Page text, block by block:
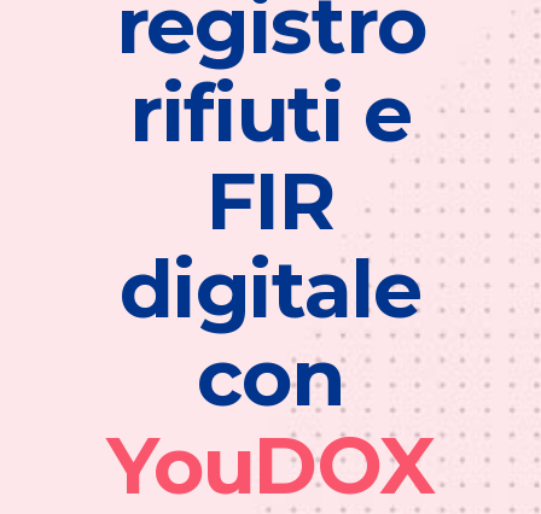
registro
rifiuti e
FIR
digitale
con
YouDOX